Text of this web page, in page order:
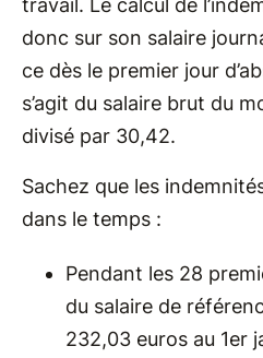
travail. Le calcul de
donc sur son salaire
ce dès le premier jour
s’agit du salaire brut du
divisé par 30,42.
Sachez que les
dans le temps :
Pendant les 28
du salaire de
232,03 euros au 1er